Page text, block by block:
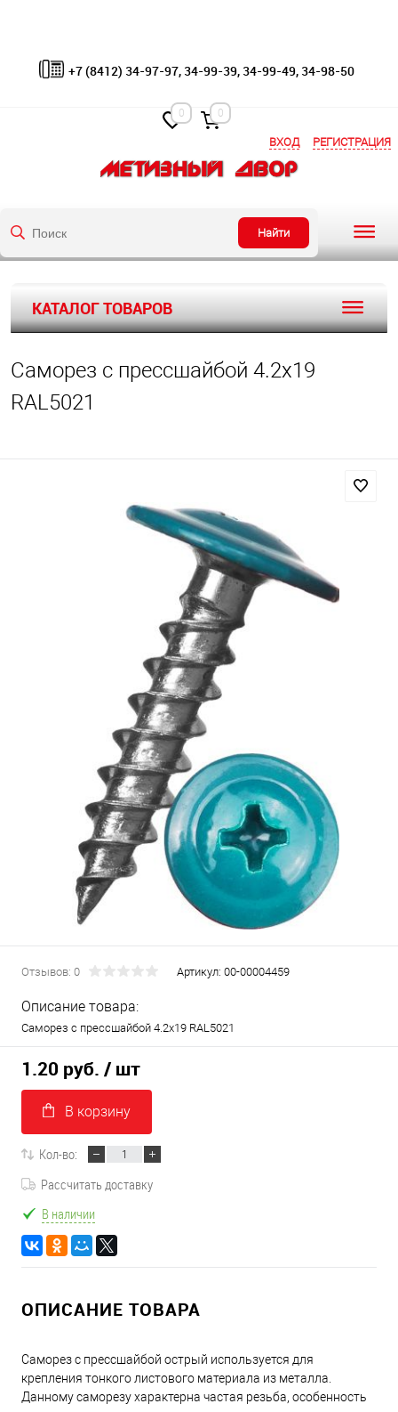
ВХОД РЕГИСТРАЦИЯ
Найти
+7 (8412) 34-97-97, 34-99-39, 34-99-49, 34-98-50
0 0
КАТАЛОГ ТОВАРОВ
Саморез с прессшайбой 4.2х19
RAL5021
Отзывов: 0 Артикул: 00-00004459
Описание товара:
Саморез с прессшайбой 4.2х19 RAL5021
1.20 руб. / шт
В корзину
Кол-во:
Рассчитать доставку
В наличии
ОПИСАНИЕ ТОВАРА
Саморез с прессшайбой острый используется для
крепления тонкого листового материала из металла.
Данному саморезу характерна частая резьба, особенность